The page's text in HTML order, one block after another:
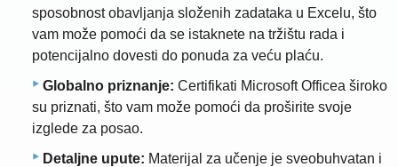
sposobnost obavljanja složenih zadataka u Excelu, što
vam može pomoći da se istaknete na tržištu rada i
potencijalno dovesti do ponuda za veću plaću.
Globalno priznanje: Certifikati Microsoft Officea široko
su priznati, što vam može pomoći da proširite svoje
izglede za posao.
Detaljne upute: Materijal za učenje je sveobuhvatan i